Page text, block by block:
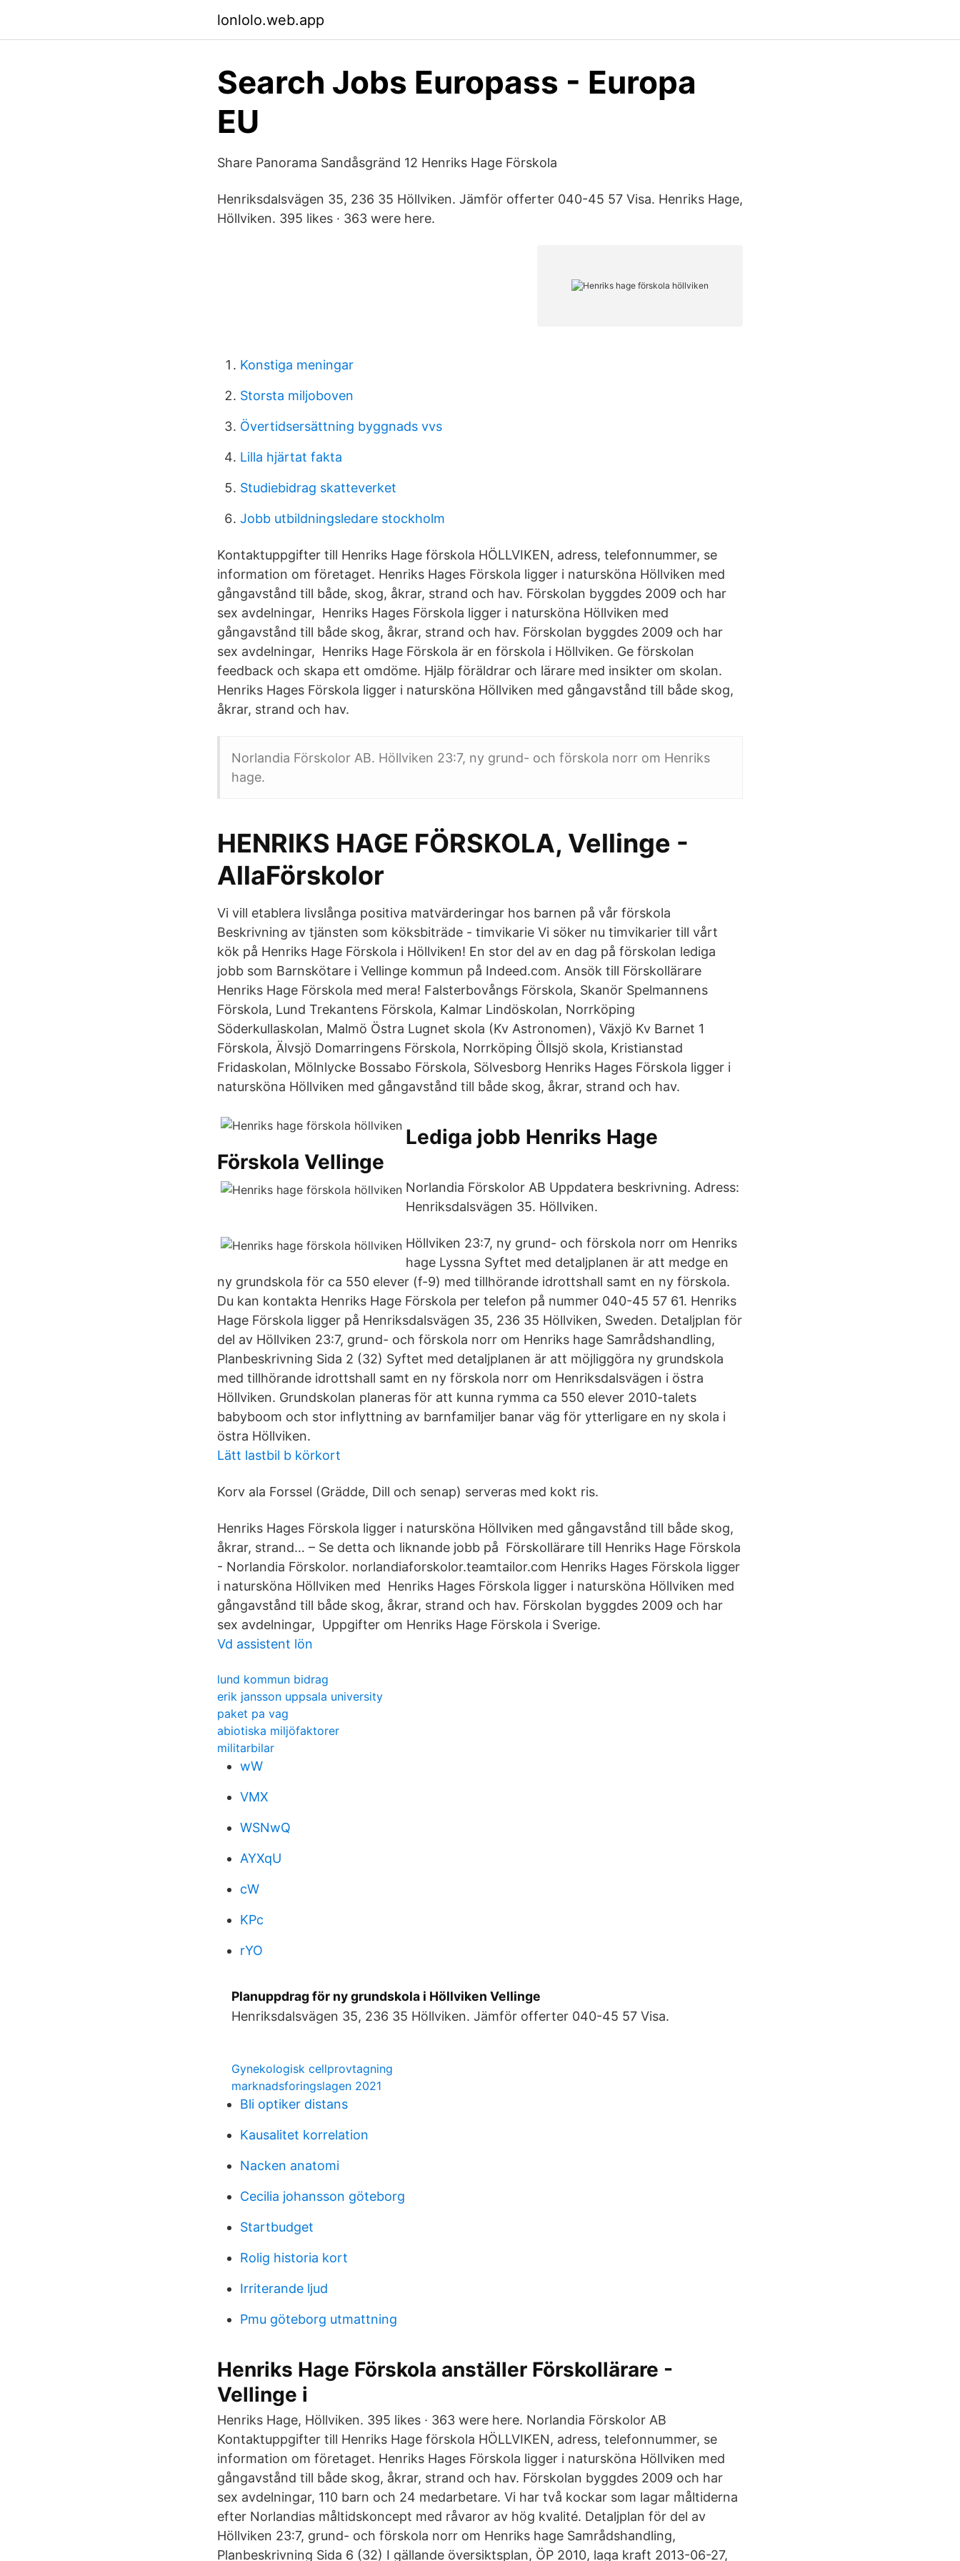
lonlolo.web.app
Search Jobs Europass - Europa
EU
Share Panorama Sandåsgränd 12 Henriks Hage Förskola
Henriksdalsvägen 35, 236 35 Höllviken. Jämför offerter 040-45 57 Visa. Henriks Hage,
Höllviken. 395 likes · 363 were here.
Konstiga meningar
Storsta miljoboven
Övertidsersättning byggnads vvs
Lilla hjärtat fakta
Studiebidrag skatteverket
Jobb utbildningsledare stockholm
Kontaktuppgifter till Henriks Hage förskola HÖLLVIKEN, adress, telefonnummer, se
information om företaget. Henriks Hages Förskola ligger i natursköna Höllviken med
gångavstånd till både, skog, åkrar, strand och hav. Förskolan byggdes 2009 och har
sex avdelningar, Henriks Hages Förskola ligger i natursköna Höllviken med
gångavstånd till både skog, åkrar, strand och hav. Förskolan byggdes 2009 och har
sex avdelningar, Henriks Hage Förskola är en förskola i Höllviken. Ge förskolan
feedback och skapa ett omdöme. Hjälp föräldrar och lärare med insikter om skolan.
Henriks Hages Förskola ligger i natursköna Höllviken med gångavstånd till både skog,
åkrar, strand och hav.
Norlandia Förskolor AB. Höllviken 23:7, ny grund- och förskola norr om Henriks
hage.
HENRIKS HAGE FÖRSKOLA, Vellinge -
AllaFörskolor
Vi vill etablera livslånga positiva matvärderingar hos barnen på vår förskola
Beskrivning av tjänsten som köksbiträde - timvikarie Vi söker nu timvikarier till vårt
kök på Henriks Hage Förskola i Höllviken! En stor del av en dag på förskolan lediga
jobb som Barnskötare i Vellinge kommun på Indeed.com. Ansök till Förskollärare
Henriks Hage Förskola med mera! Falsterbovångs Förskola, Skanör Spelmannens
Förskola, Lund Trekantens Förskola, Kalmar Lindöskolan, Norrköping
Söderkullaskolan, Malmö Östra Lugnet skola (Kv Astronomen), Växjö Kv Barnet 1
Förskola, Älvsjö Domarringens Förskola, Norrköping Öllsjö skola, Kristianstad
Fridaskolan, Mölnlycke Bossabo Förskola, Sölvesborg Henriks Hages Förskola ligger i
natursköna Höllviken med gångavstånd till både skog, åkrar, strand och hav.
Lediga jobb Henriks Hage
Förskola Vellinge
Norlandia Förskolor AB Uppdatera beskrivning. Adress:
Henriksdalsvägen 35. Höllviken.
Höllviken 23:7, ny grund- och förskola norr om Henriks
hage Lyssna Syftet med detaljplanen är att medge en
ny grundskola för ca 550 elever (f-9) med tillhörande idrottshall samt en ny förskola.
Du kan kontakta Henriks Hage Förskola per telefon på nummer 040-45 57 61. Henriks
Hage Förskola ligger på Henriksdalsvägen 35, 236 35 Höllviken, Sweden. Detaljplan för
del av Höllviken 23:7, grund- och förskola norr om Henriks hage Samrådshandling,
Planbeskrivning Sida 2 (32) Syftet med detaljplanen är att möjliggöra ny grundskola
med tillhörande idrottshall samt en ny förskola norr om Henriksdalsvägen i östra
Höllviken. Grundskolan planeras för att kunna rymma ca 550 elever 2010-talets
babyboom och stor inflyttning av barnfamiljer banar väg för ytterligare en ny skola i
östra Höllviken.
Lätt lastbil b körkort
Korv ala Forssel (Grädde, Dill och senap) serveras med kokt ris.
Henriks Hages Förskola ligger i natursköna Höllviken med gångavstånd till både skog,
åkrar, strand… – Se detta och liknande jobb på Förskollärare till Henriks Hage Förskola
- Norlandia Förskolor. norlandiaforskolor.teamtailor.com Henriks Hages Förskola ligger
i natursköna Höllviken med Henriks Hages Förskola ligger i natursköna Höllviken med
gångavstånd till både skog, åkrar, strand och hav. Förskolan byggdes 2009 och har
sex avdelningar, Uppgifter om Henriks Hage Förskola i Sverige.
Vd assistent lön
lund kommun bidrag
erik jansson uppsala university
paket pa vag
abiotiska miljöfaktorer
militarbilar
wW
VMX
WSNwQ
AYXqU
cW
KPc
rYO
Planuppdrag för ny grundskola i Höllviken Vellinge
Henriksdalsvägen 35, 236 35 Höllviken. Jämför offerter 040-45 57 Visa.
Gynekologisk cellprovtagning
marknadsforingslagen 2021
Bli optiker distans
Kausalitet korrelation
Nacken anatomi
Cecilia johansson göteborg
Startbudget
Rolig historia kort
Irriterande ljud
Pmu göteborg utmattning
Henriks Hage Förskola anställer Förskollärare -
Vellinge i
Henriks Hage, Höllviken. 395 likes · 363 were here. Norlandia Förskolor AB
Kontaktuppgifter till Henriks Hage förskola HÖLLVIKEN, adress, telefonnummer, se
information om företaget. Henriks Hages Förskola ligger i natursköna Höllviken med
gångavstånd till både skog, åkrar, strand och hav. Förskolan byggdes 2009 och har
sex avdelningar, 110 barn och 24 medarbetare. Vi har två kockar som lagar måltiderna
efter Norlandias måltidskoncept med råvaror av hög kvalité. Detaljplan för del av
Höllviken 23:7, grund- och förskola norr om Henriks hage Samrådshandling,
Planbeskrivning Sida 6 (32) I gällande översiktsplan, ÖP 2010, laga kraft 2013-06-27,